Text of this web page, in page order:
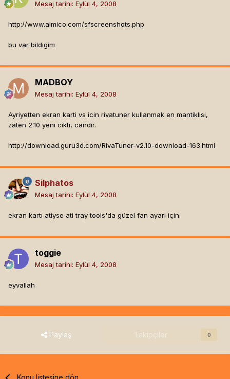
Mesaj tarihi: Eylül 4, 2008
http://www.almico.com/sfscreenshots.php
bu var bildigim
MADBOY
Mesaj tarihi: Eylül 4, 2008
Ayriyetten ekran karti vs icin rivatuner kullanmak en mantiklisi,
zaten 2.10 yeni cikti, candir.
http://download.guru3d.com/RivaTuner-v2.10-download-163.html
Silphatos
Mesaj tarihi: Eylül 4, 2008
ekran kartı atiyse ati tray tools'da güzel fan ayarı için.
toggie
Mesaj tarihi: Eylül 4, 2008
eyvallah
Paylaş Takipçiler 0